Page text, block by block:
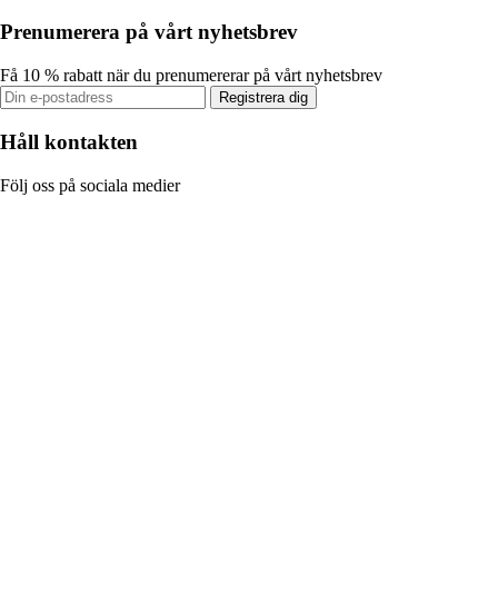
Prenumerera på vårt nyhetsbrev
Få 10 % rabatt när du prenumererar på vårt nyhetsbrev
Registrera dig
Håll kontakten
Följ oss på sociala medier